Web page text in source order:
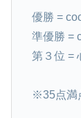
優勝 =
準優勝 =
第３位 =
※35点満